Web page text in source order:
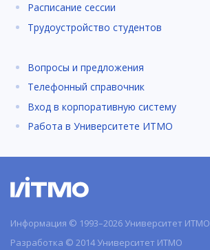
Расписание сессии
Трудоустройство студентов
Вопросы и предложения
Телефонный справочник
Вход в корпоративную систему
Работа в Университете ИТМО
Информация © 1993–2026 Университет ИТМО
Разработка © 2014 Университет ИТМО